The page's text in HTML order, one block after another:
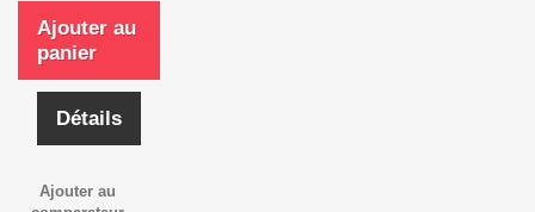
Ajouter au
panier
Détails
Ajouter au